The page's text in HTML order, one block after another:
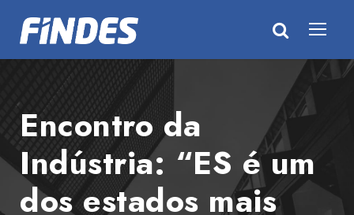
Encontro da
Indústria: “ES é um
dos estados mais